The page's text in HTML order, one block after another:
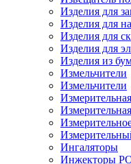
Изделия для
Изделия для
Изделия для
Изделия для
Изделия из
Измельчители
Измельчители
Ингаляторы
Инжекторы